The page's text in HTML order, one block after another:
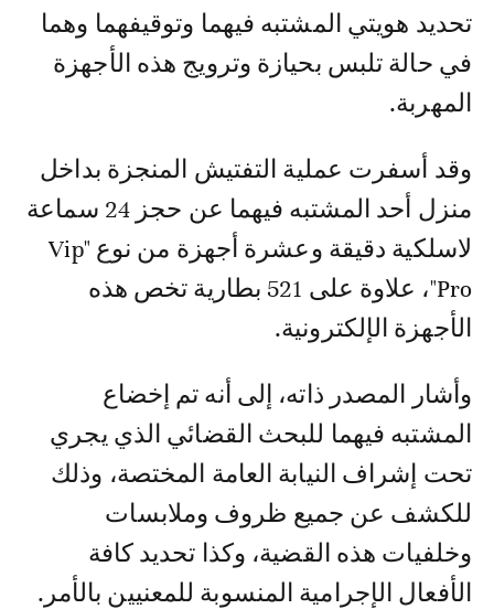
تحديد هويتي المشتبه فيهما وتوقيفهما وهما
في حالة تلبس بحيازة وترويج هذه الأجهزة
المهربة.
وقد أسفرت عملية التفتيش المنجزة بداخل
منزل أحد المشتبه فيهما عن حجز 24 سماعة
لاسلكية دقيقة وعشرة أجهزة من نوع "Vip
Pro"، علاوة على 521 بطارية تخص هذه
الأجهزة الإلكترونية.
وأشار المصدر ذاته، إلى أنه تم إخضاع
المشتبه فيهما للبحث القضائي الذي يجري
تحت إشراف النيابة العامة المختصة، وذلك
للكشف عن جميع ظروف وملابسات
وخلفيات هذه القضية، وكذا تحديد كافة
الأفعال الإجرامية المنسوبة للمعنيين بالأمر.